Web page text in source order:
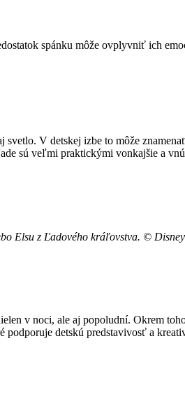
spánku môže ovplyvniť ich
V detskej izbe to môže
sú veľmi praktickými vonkajšie a
Elsu z Ľadového kráľovstva. © Disney
v noci, ale aj popoludní. Okrem
detskú predstavivosť a